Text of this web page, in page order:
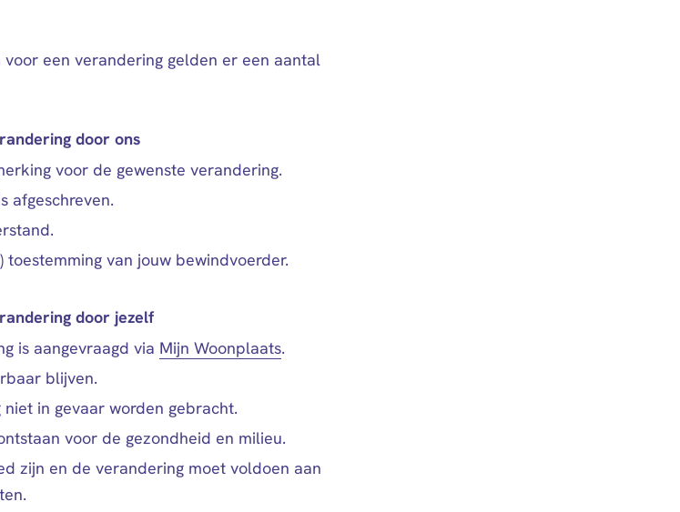
een verandering gelden er een aantal
door ons
voor de gewenste verandering.
afgeschreven.
toestemming van jouw bewindvoerder.
door jezelf
is aangevraagd via Mijn Woonplaats.
blijven.
in gevaar worden gebracht.
voor de gezondheid en milieu.
zijn en de verandering moet voldoen aan